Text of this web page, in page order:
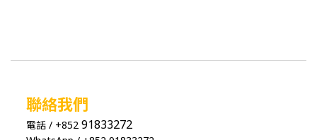
聯絡我們
電話 / +852 91833272